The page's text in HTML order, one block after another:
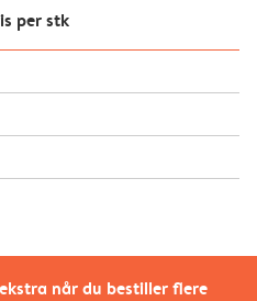
når du bestiller flere
per stk